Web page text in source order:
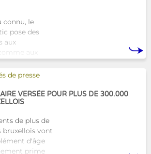
connu, le
pose des
aux
aux
une réponse
formation
de presse
VERSÉE POUR PLUS DE 300.000
de plus de
bruxellois vont
d'âge
prime